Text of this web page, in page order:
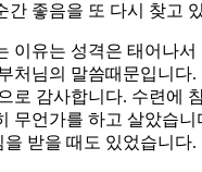
간 좋음을 또 다시 찾고
이유는 성격은 태어나서
처님의 말씀때문입니다.
로 감사합니다. 수련에
무언가를 하고 살았습니
받을 때도 있었습니다